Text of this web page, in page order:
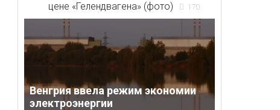
цене «Гелендвагена» (фото)
170
Венгрия ввела режим экономии
электроэнергии